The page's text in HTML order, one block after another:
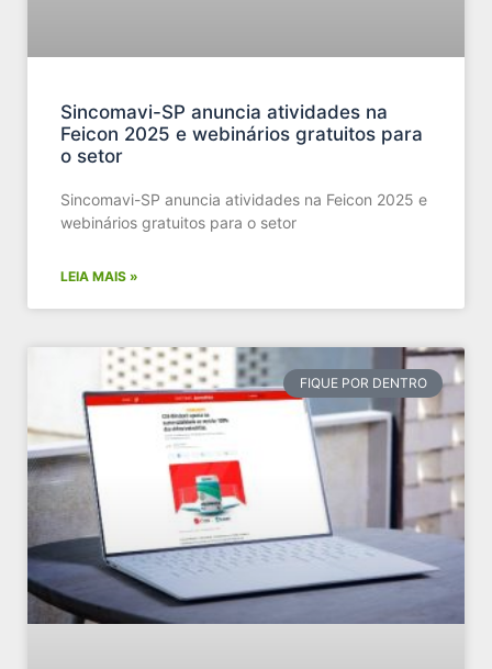
Sincomavi-SP anuncia atividades na
Feicon 2025 e webinários gratuitos para
o setor
Sincomavi-SP anuncia atividades na Feicon 2025 e
webinários gratuitos para o setor
LEIA MAIS »
FIQUE POR DENTRO